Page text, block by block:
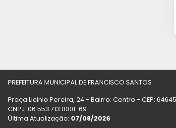
PREFEITURA MUNICIPAL DE FRANCISCO SANTOS
Praça Licinio Pereira, 24 - Bairro: Centro - CEP:
CNPJ: 06.553.713.0001-69
Última Atualização: 07/08/2026